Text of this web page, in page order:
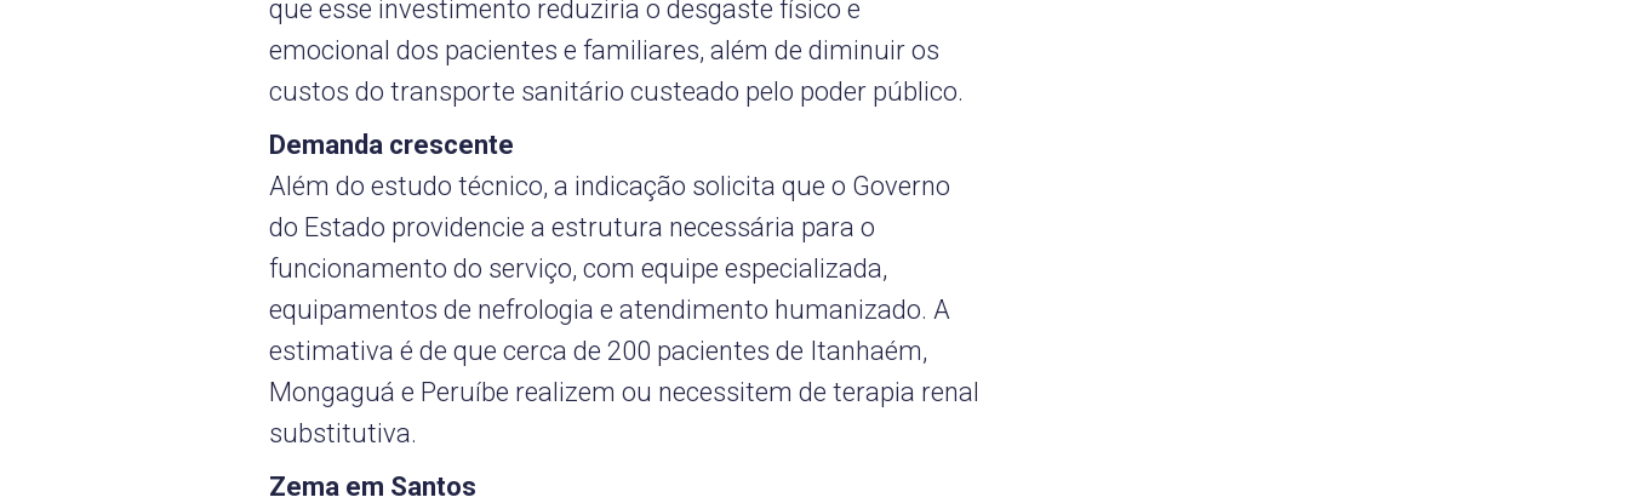
que esse investimento reduziria o desgaste físico e
emocional dos pacientes e familiares, além de diminuir os
custos do transporte sanitário custeado pelo poder público.
Demanda crescente
Além do estudo técnico, a indicação solicita que o Governo
do Estado providencie a estrutura necessária para o
funcionamento do serviço, com equipe especializada,
equipamentos de nefrologia e atendimento humanizado. A
estimativa é de que cerca de 200 pacientes de Itanhaém,
Mongaguá e Peruíbe realizem ou necessitem de terapia renal
substitutiva.
Zema em Santos